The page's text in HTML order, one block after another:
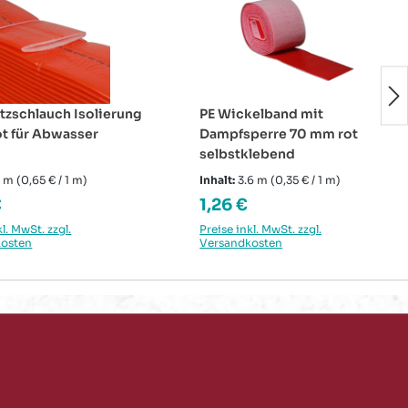
Isolierung
für Abwasser
m(0,65 € / 1 m)
Preis:
MwSt. zzgl.
PE Wickelband mit
Dampfsperre 70 mm rot
selbstklebend
Inhalt:3.6 m(0,35 € / 1 m)
Regulärer Preis:
1,26 €
Preise inkl. MwSt. zzgl.
Versandkosten